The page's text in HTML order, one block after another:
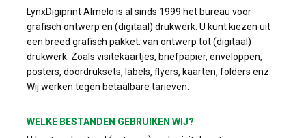
LynxDigiprint Almelo is al sinds 1999 het bureau voor
grafisch ontwerp en (digitaal) drukwerk. U kunt kiezen uit
een breed grafisch pakket: van ontwerp tot (digitaal)
drukwerk. Zoals visitekaartjes, briefpapier, enveloppen,
posters, doordruksets, labels, flyers, kaarten, folders enz.
Wij werken tegen betaalbare tarieven.
WELKE BESTANDEN GEBRUIKEN WIJ?